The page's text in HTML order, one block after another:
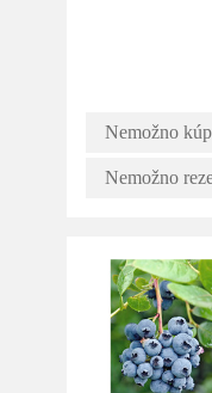
Nemožno
Nemožno